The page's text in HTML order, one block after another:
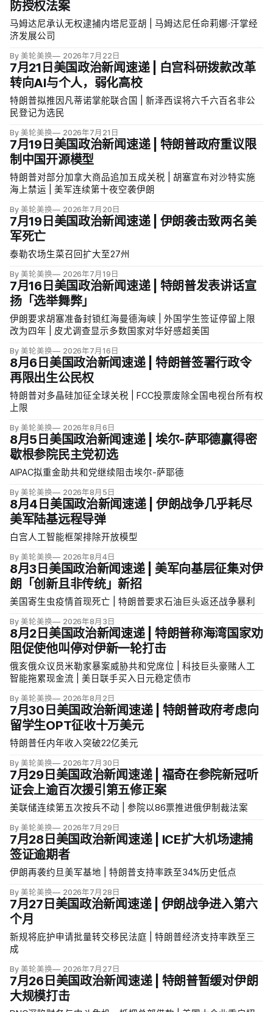
防授权法案
马姆达尼承认无权逮捕内塔尼亚胡 | 马姆达尼任命莉娜·汗掌经
济发展公司
By 美轮美换 2026年7月22日
7月21日美国政治新闻速递 | 白宫科研拨款改革
转向AI与个人，弱化高校
特朗普拟推因凡蒂诺掌舵联合国 | 新泽西误将六千六百名非公
民登记为选民
By 美轮美换 2026年7月21日
7月19日美国政治新闻速递 | 特朗普政府重议限
制中国开源模型
特朗普对部分加拿大商品追加五成关税 | 胡塞宣布对沙特实施
海上禁运 | 美军连续第十夜空袭伊朗
By 美轮美换 2026年7月20日
7月19日美国政治新闻速递 | 伊朗袭击致两名美
军死亡
泰勒农场生菜召回扩大至27州
By 美轮美换 2026年7月19日
7月16日美国政治新闻速递 | 特朗普发表讲话宣
扬「选举舞弊」
伊朗要求胡塞准备封锁红海曼德海峡 | 外国学生签证停留上限
改为四年 | 皮尤调查显示多数国家对华好感超美国
By 美轮美换 2026年7月16日
8月6日美国政治新闻速递 | 特朗普签署行政令
再限出生公民权
特朗普对多晶硅加征全球关税 | FCC投票废除全国电视台所有权
上限
By 美轮美换 2026年8月6日
8月5日美国政治新闻速递 | 埃尔-萨耶德赢得密
歇根参院民主党初选
AIPAC拟重金助共和党继续阻击埃尔-萨耶德
By 美轮美换 2026年8月5日
8月4日美国政治新闻速递 | 伊朗战争几乎耗尽
美军陆基远程导弹
白宫人工智能框架排除开放模型
By 美轮美换 2026年8月4日
8月3日美国政治新闻速递 | 美军向基层征集对伊
朗「创新且非传统」新招
美国寄生虫疫情首现死亡 | 特朗普要求石油巨头返还战争暴利
By 美轮美换 2026年8月3日
8月2日美国政治新闻速递 | 特朗普称海湾国家劝
阻促使他叫停对伊新一轮打击
俄亥俄众议员米勒家暴案威胁共和党席位 | 科技巨头豪赌人工
智能拖累现金流 | 美日联手买入日元稳定债市
By 美轮美换 2026年8月2日
7月30日美国政治新闻速递 | 特朗普政府考虑向
留学生OPT征收十万美元
特朗普任内年收入突破22亿美元
By 美轮美换 2026年7月30日
7月29日美国政治新闻速递 | 福奇在参院新冠听
证会上逾百次援引第五修正案
美联储连续第五次按兵不动 | 参院以86票推进俄伊制裁法案
By 美轮美换 2026年7月29日
7月28日美国政治新闻速递 | ICE扩大机场逮捕
签证逾期者
伊朗再袭约旦美军基地 | 特朗普支持率跌至34%历史低点
By 美轮美换 2026年7月28日
7月27日美国政治新闻速递 | 伊朗战争进入第六
个月
新规将庇护申请批量转交移民法庭 | 特朗普经济支持率跌至三
成
By 美轮美换 2026年7月27日
7月26日美国政治新闻速递 | 特朗普暂缓对伊朗
大规模打击